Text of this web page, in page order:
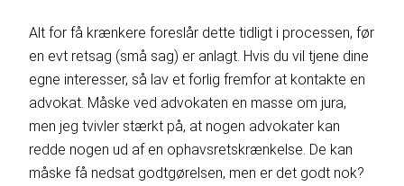
Alt for få krænkere foreslår dette tidligt i processen, før
en evt retsag (små sag) er anlagt. Hvis du vil tjene dine
egne interesser, så lav et forlig fremfor at kontakte en
advokat. Måske ved advokaten en masse om jura,
men jeg tvivler stærkt på, at nogen advokater kan
redde nogen ud af en ophavsretskrænkelse. De kan
måske få nedsat godtgørelsen, men er det godt nok?